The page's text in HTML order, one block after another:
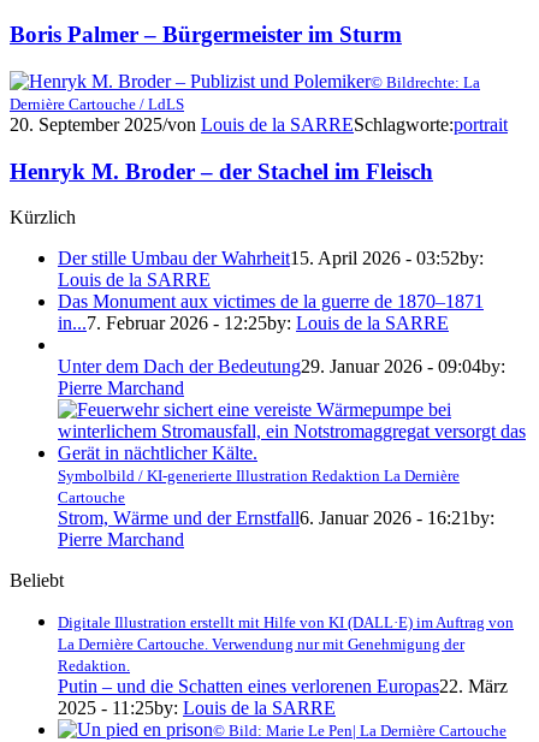
Boris Palmer – Bürgermeister im Sturm
© Bildrechte: La
Dernière Cartouche / LdLS
20. September 2025/von Louis de la SARRESchlagworte:portrait
Henryk M. Broder – der Stachel im Fleisch
Kürzlich
Der stille Umbau der Wahrheit15. April 2026 - 03:52by:
Louis de la SARRE
Das Monument aux victimes de la guerre de 1870–1871
in...7. Februar 2026 - 12:25by: Louis de la SARRE
Unter dem Dach der Bedeutung29. Januar 2026 - 09:04by:
Pierre Marchand
Symbolbild / KI-generierte Illustration Redaktion La Dernière
Cartouche
Strom, Wärme und der Ernstfall6. Januar 2026 - 16:21by:
Pierre Marchand
Beliebt
Digitale Illustration erstellt mit Hilfe von KI (DALL·E) im Auftrag von
La Dernière Cartouche. Verwendung nur mit Genehmigung der
Redaktion.
Putin – und die Schatten eines verlorenen Europas22. März
2025 - 11:25by: Louis de la SARRE
© Bild: Marie Le Pen| La Dernière Cartouche